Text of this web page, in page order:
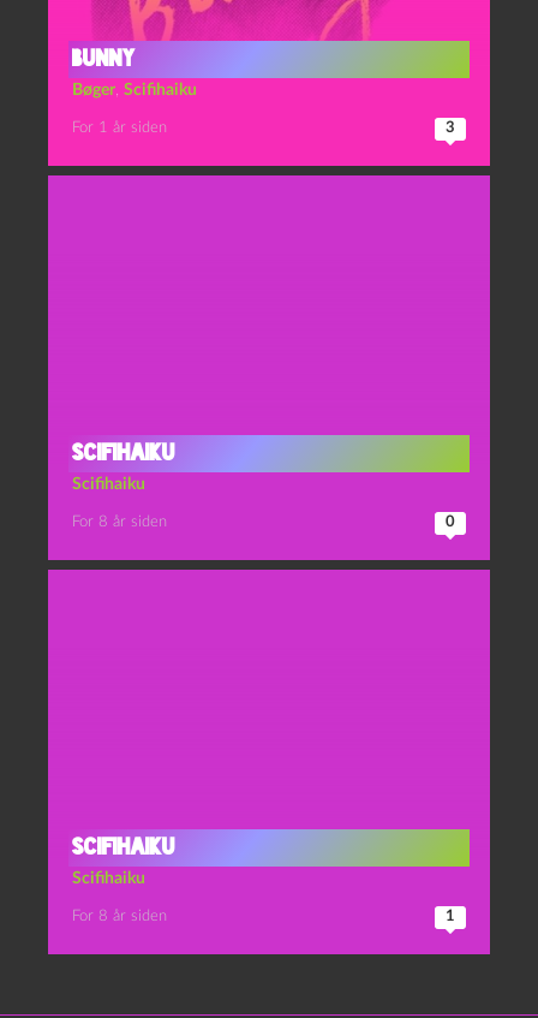
Bunny
Bøger, Scifihaiku
For 1 år siden 3
Scifihaiku
Scifihaiku
For 8 år siden 0
Scifihaiku
Scifihaiku
For 8 år siden 1